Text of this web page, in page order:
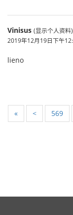
Vinisus (显示个人资料)
2019年12月19日下午
lieno
« < 569